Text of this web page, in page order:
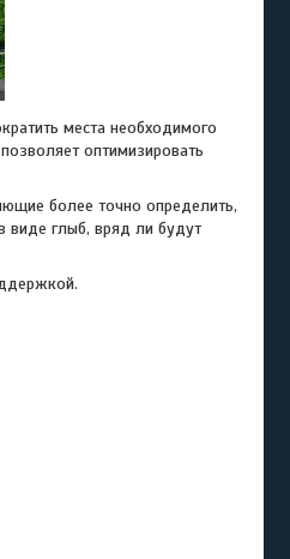
места необходимого
оптимизировать
более точно определить,
виде глыб, вряд ли будут